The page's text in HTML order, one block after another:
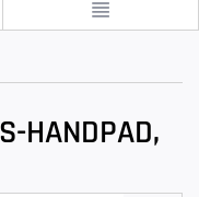
HANDPAD,